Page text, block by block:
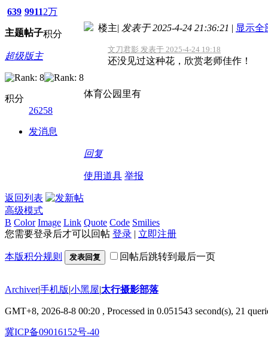
639
主题
9911
帖子
2万
积分
超级版主
积分
26258
发消息
楼主| 发表于 2025-4-24 21:36:21 | 显示全
文刀君影 发表于 2025-4-24 19:18
还没见过这种花，欣赏老师佳作！
体育公园里有
回复
使用道具 举报
返回列表
高级模式
B Color Image Link Quote Code Smilies
您需要登录后才可以回帖 登录 | 立即注册
本版积分规则 发表回复 回帖后跳转到最后一页
Archiver|手机版|小黑屋|太行摄影部落
GMT+8, 2026-8-8 00:20 , Processed in 0.051543 second(s), 21
冀ICP备09016152号-40